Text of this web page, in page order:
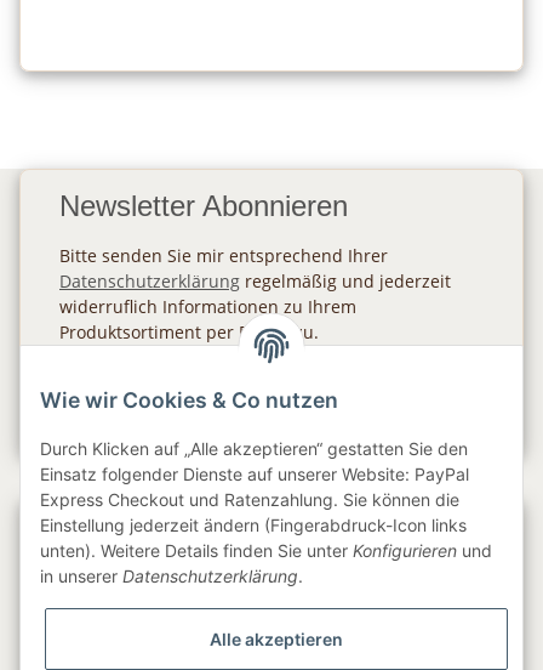
Newsletter Abonnieren
Bitte senden Sie mir entsprechend Ihrer
Datenschutzerklärung regelmäßig und jederzeit
widerruflich Informationen zu Ihrem
Produktsortiment per E-Mail zu.
Gesetzliche Informationen
Wie wir Cookies & Co nutzen
Durch Klicken auf „Alle akzeptieren“ gestatten Sie den
Einsatz folgender Dienste auf unserer Website: PayPal
Express Checkout und Ratenzahlung. Sie können die
Einstellung jederzeit ändern (Fingerabdruck-Icon links
unten). Weitere Details finden Sie unter Konfigurieren und
in unserer Datenschutzerklärung.
Alle akzeptieren